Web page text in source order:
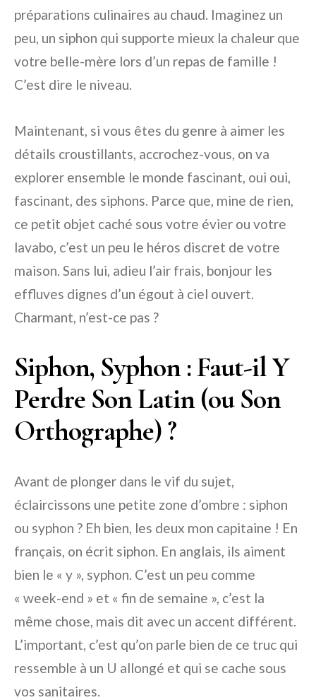
préparations culinaires au chaud. Imaginez un
peu, un siphon qui supporte mieux la chaleur que
votre belle-mère lors d’un repas de famille !
C’est dire le niveau.
Maintenant, si vous êtes du genre à aimer les
détails croustillants, accrochez-vous, on va
explorer ensemble le monde fascinant, oui oui,
fascinant, des siphons. Parce que, mine de rien,
ce petit objet caché sous votre évier ou votre
lavabo, c’est un peu le héros discret de votre
maison. Sans lui, adieu l’air frais, bonjour les
effluves dignes d’un égout à ciel ouvert.
Charmant, n’est-ce pas ?
Siphon, Syphon : Faut-il Y
Perdre Son Latin (ou Son
Orthographe) ?
Avant de plonger dans le vif du sujet,
éclaircissons une petite zone d’ombre : siphon
ou syphon ? Eh bien, les deux mon capitaine ! En
français, on écrit siphon. En anglais, ils aiment
bien le « y », syphon. C’est un peu comme
« week-end » et « fin de semaine », c’est la
même chose, mais dit avec un accent différent.
L’important, c’est qu’on parle bien de ce truc qui
ressemble à un U allongé et qui se cache sous
vos sanitaires.